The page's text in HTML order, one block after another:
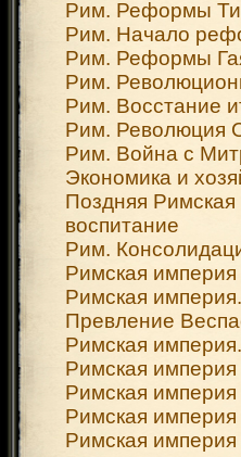
Рим. Реформы
Рим. Начало
Рим. Реформы
Рим.
Рим. Восстание
Рим. Революция
Рим. Война с
Экономика и
Поздняя Римская
воспитание
Рим.
Римская
Римская
Превление
Римская
Римская
Римская
Римская
Римская